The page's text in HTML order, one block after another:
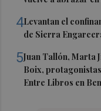
4Levantan el
de Sierra
5Juan Tallón, Marta
Boix,
Entre Libros en